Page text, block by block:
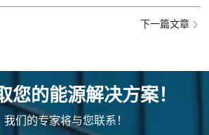
下一篇文章
您的能源解决方案！
们的专家将与您联系！